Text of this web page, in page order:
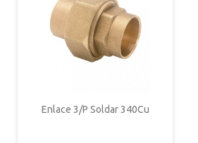
Enlace 3/P Soldar 340Cu